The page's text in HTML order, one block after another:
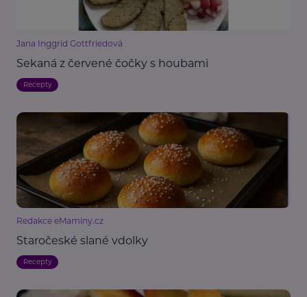
Jana Inggrid Gottfriedová
Sekaná z červené čočky s houbami
Recepty
Redakce eMaminy.cz
Staročeské slané vdolky
Recepty